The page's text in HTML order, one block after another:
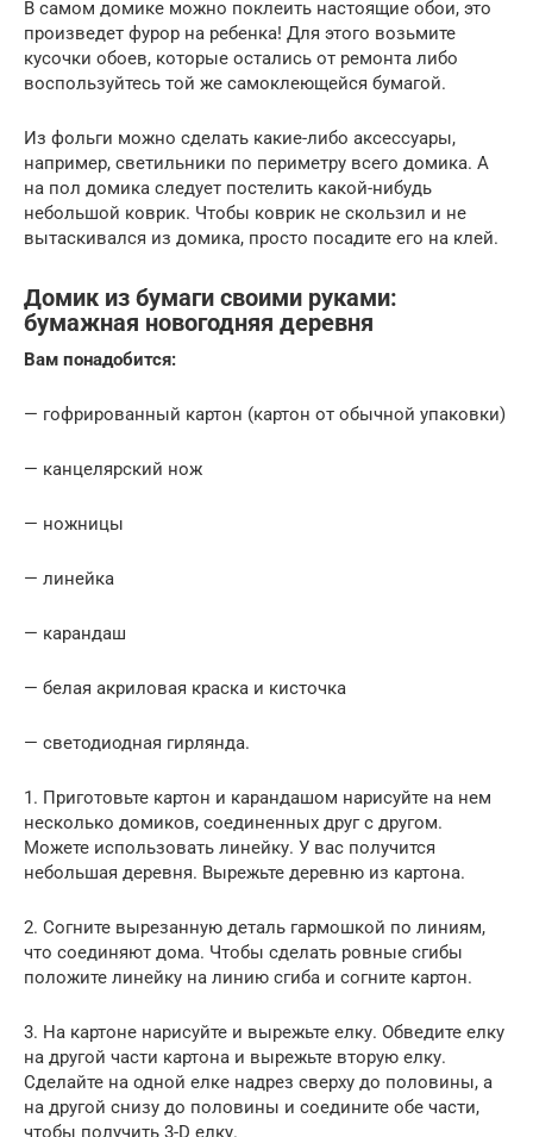
В самом домике можно поклеить настоящие обои, это
произведет фурор на ребенка! Для этого возьмите
кусочки обоев, которые остались от ремонта либо
воспользуйтесь той же самоклеющейся бумагой.
Из фольги можно сделать какие-либо аксессуары,
например, светильники по периметру всего домика. А
на пол домика следует постелить какой-нибудь
небольшой коврик. Чтобы коврик не скользил и не
вытаскивался из домика, просто посадите его на клей.
Домик из бумаги своими руками:
бумажная новогодняя деревня
Вам понадобится:
— гофрированный картон (картон от обычной упаковки)
— канцелярский нож
— ножницы
— линейка
— карандаш
— белая акриловая краска и кисточка
— светодиодная гирлянда.
1. Приготовьте картон и карандашом нарисуйте на нем
несколько домиков, соединенных друг с другом.
Можете использовать линейку. У вас получится
небольшая деревня. Вырежьте деревню из картона.
2. Согните вырезанную деталь гармошкой по линиям,
что соединяют дома. Чтобы сделать ровные сгибы
положите линейку на линию сгиба и согните картон.
3. На картоне нарисуйте и вырежьте елку. Обведите елку
на другой части картона и вырежьте вторую елку.
Сделайте на одной елке надрез сверху до половины, а
на другой снизу до половины и соедините обе части,
чтобы получить 3-D елку.